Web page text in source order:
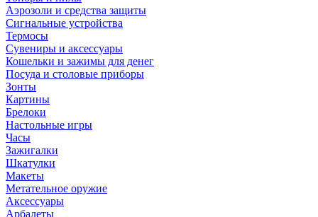
Аэрозоли и средства защиты
Сигнальные устройства
Термосы
Сувениры и аксессуары
Кошельки и зажимы для денег
Посуда и столовые приборы
Зонты
Картины
Брелоки
Настольные игры
Часы
Зажигалки
Шкатулки
Макеты
Метательное оружие
Аксессуары
Арбалеты